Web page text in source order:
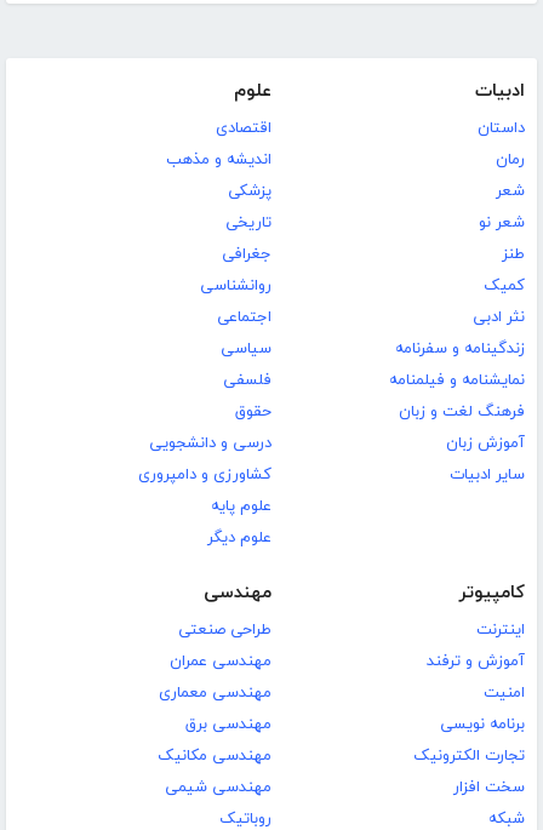
ادبیات
داستان
رمان
شعر
شعر نو
طنز
کمیک
نثر ادبی
زندگینامه و سفرنامه
نمایشنامه و فیلمنامه
فرهنگ لغت و زبان
آموزش زبان
سایر ادبیات
علوم
اقتصادی
اندیشه و مذهب
پزشکی
تاریخی
جغرافی
روانشناسی
اجتماعی
سیاسی
فلسفی
حقوق
درسی و دانشجویی
کشاورزی و دامپروری
علوم پایه
علوم دیگر
کامپیوتر
اینترنت
آموزش و ترفند
امنیت
برنامه نویسی
تجارت الکترونیک
سخت افزار
شبکه
مهندسی
طراحی صنعتی
مهندسی عمران
مهندسی معماری
مهندسی برق
مهندسی مکانیک
مهندسی شیمی
روباتیک